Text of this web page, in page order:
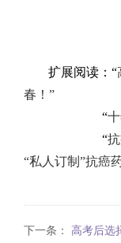
扩展阅读：“
春！”
“
“
“私人订制”抗癌
下一条： 高考后选